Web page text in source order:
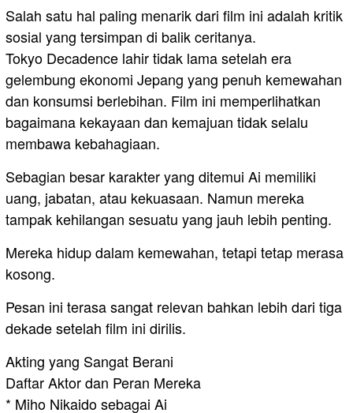
Salah satu hal paling menarik dari film ini adalah kritik
sosial yang tersimpan di balik ceritanya.
Tokyo Decadence lahir tidak lama setelah era
gelembung ekonomi Jepang yang penuh kemewahan
dan konsumsi berlebihan. Film ini memperlihatkan
bagaimana kekayaan dan kemajuan tidak selalu
membawa kebahagiaan.
Sebagian besar karakter yang ditemui Ai memiliki
uang, jabatan, atau kekuasaan. Namun mereka
tampak kehilangan sesuatu yang jauh lebih penting.
Mereka hidup dalam kemewahan, tetapi tetap merasa
kosong.
Pesan ini terasa sangat relevan bahkan lebih dari tiga
dekade setelah film ini dirilis.
Akting yang Sangat Berani
Daftar Aktor dan Peran Mereka
* Miho Nikaido sebagai Ai